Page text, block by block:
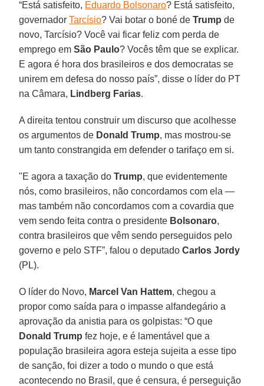
“Está satisfeito, Eduardo Bolsonaro? Está satisfeito,
governadorTarcísio? Vai botar o boné deTrump de
novo, Tarcísio? Você vai ficar feliz com perda de
emprego emSão Paulo? Vocês têm que se explicar.
E agora é hora dos brasileiros e dos democratas se
unirem em defesa do nosso país”, disse o líder do PT
na Câmara, Lindberg Farias.
A direita tentou construir um discurso que acolhesse
os argumentos de Donald Trump, mas mostrou-se
um tanto constrangida em defender o tarifaço em si.
"E agora a taxação doTrump, que evidentemente
nós, como brasileiros, não concordamos com ela —
mas também não concordamos com a covardia que
vem sendo feita contra o presidente Bolsonaro,
contra brasileiros que vêm sendo perseguidos pelo
governo e pelo STF”, falou o deputadoCarlos Jordy
(PL).
O líder do Novo, Marcel Van Hattem, chegou a
propor como saída para o impasse alfandegário a
aprovação da anistia para os golpistas: “O que
Donald Trump fez hoje, e é lamentável que a
população brasileira agora esteja sujeita a esse tipo
de sanção, foi dizer a todo o mundo o que está
acontecendo no Brasil, que é censura, é perseguição